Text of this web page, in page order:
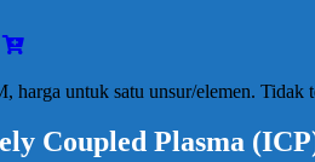
harga untuk satu unsur/elemen. Tidak
Coupled Plasma